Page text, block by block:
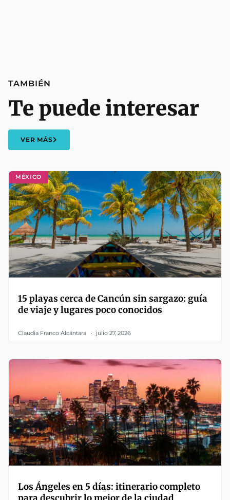
MÉXICO
15 playas cerca de Cancún sin sargazo: guía
de viaje y lugares poco conocidos
Claudia Franco Alcántara julio 27, 2026
Los Ángeles en 5 días: itinerario completo
TAMBIÉN
Te puede interesar
VER MÁS